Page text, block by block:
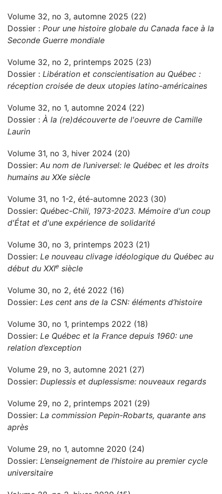
Volume 32, no 3, automne 2025 (22)
Dossier : Pour une histoire globale du Canada face à la
Seconde Guerre mondiale
Volume 32, no 2, printemps 2025 (23)
Dossier : Libération et conscientisation au Québec :
réception croisée de deux utopies latino-américaines
Volume 32, no 1, automne 2024 (22)
Dossier : À la (re)découverte de l'oeuvre de Camille
Laurin
Volume 31, no 3, hiver 2024 (20)
Dossier: Au nom de l’universel: le Québec et les droits
humains au XXe siècle
Volume 31, no 1-2, été-automne 2023 (30)
Dossier: Québec-Chili, 1973-2023. Mémoire d'un coup
d'État et d'une expérience de solidarité
Volume 30, no 3, printemps 2023 (21)
Dossier: Le nouveau clivage idéologique du Québec au
début du XXIe siècle
Volume 30, no 2, été 2022 (16)
Dossier: Les cent ans de la CSN: éléments d’histoire
Volume 30, no 1, printemps 2022 (18)
Dossier: Le Québec et la France depuis 1960: une
relation d’exception
Volume 29, no 3, automne 2021 (27)
Dossier: Duplessis et duplessisme: nouveaux regards
Volume 29, no 2, printemps 2021 (29)
Dossier: La commission Pepin-Robarts, quarante ans
après
Volume 29, no 1, automne 2020 (24)
Dossier: L’enseignement de l’histoire au premier cycle
universitaire